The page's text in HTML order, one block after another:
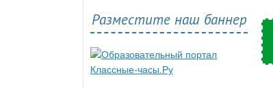
Разместите наш баннер